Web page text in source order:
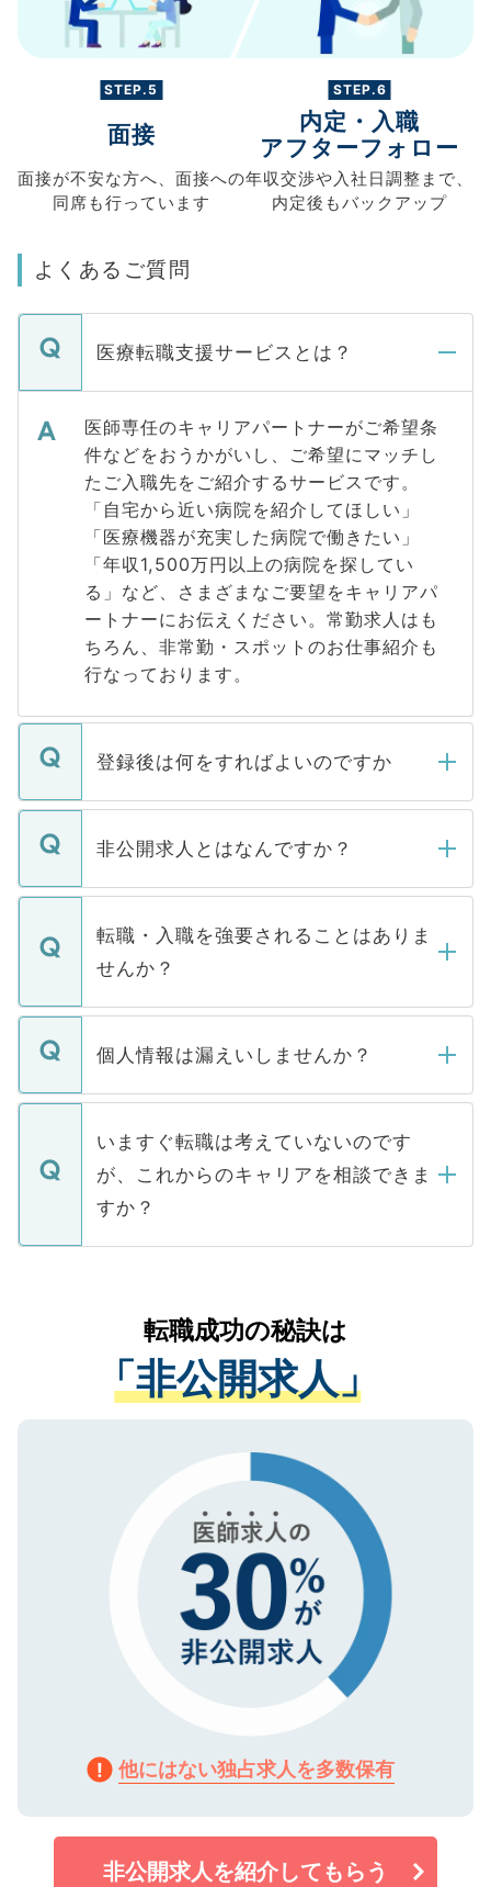
STEP.5
面接
面接が不安な方へ、 面接への
同席も行っています
STEP.6
内定・入職
アフターフォロー
年収交渉や入社日調整まで、
内定後もバックアップ
よくあるご質問
医療転職支援サービスとは？
医師専任のキャリアパートナーがご希望条
件などをおうかがいし、ご希望にマッチし
たご入職先をご紹介するサービスです。
「自宅から近い病院を紹介してほしい」
「医療機器が充実した病院で働きたい」
「年収1,500万円以上の病院を探してい
る」など、さまざまなご要望をキャリアパ
ートナーにお伝えください。常勤求人はも
ちろん、非常勤・スポットのお仕事紹介も
行なっております。
登録後は何をすればよいのですか
ご登録いただきましたら、弊社担当者がご
登録内容を確認し、その後メールもしくは
ます。通常、5営業日以内にはご連絡をせて
いただきますので、しばらくお待ちくださ
い。
非公開求人とはなんですか？
マイナビDOCTORで取り扱っている求人の
うち約3割は、Webサイトからご覧いただ
けない「非公開求人」です。非公開求人は
下記の理由によって、一般には公開してい
ません。
■応募殺到を避けるため 人気のある医療機
関を公にしてしまうと、応募が殺到する場
に、医療機関が求める条件に合った人材の
みを人材紹介会社に依頼するケースが増え
ています。
転職・入職を強要されることはありま
せんか？
転職・入職を強要することは一切ありませ
ん。また、仮に応募先から内定をいただい
定を承諾する必要はありません。内定先へ
の辞退の連絡はキャリアパートナーが行い
ますので、ご安心ください。
個人情報は漏えいしませんか？
個人情報が漏えいすることはありませんの
で、ご安心ください。当サイトからの登録
などで収集したご登録者様の個人情報は、
ご本人のキャリアアップおよび転職活動の
支援を目的に使用いたします。お預かりし
ているすべての個人データはご本人の許可
は、個人情報の取り扱いについての厳密な
管理基準を満たした事業者のみに付与され
る、プライバシーマークを取得済みです。
ご登録いただいた個人情報は、SSL（デー
で、機密保持に関してもご安心ください。
いますぐ転職は考えていないのです
が、これからのキャリアを相談できま
すか？
かがいして、現在の医療機関の状況や紹介
経験をまじえながら、適切なアドバイスを
させていただきます。すぐにご転職をされ
ない方には、長期的なサポートが可能です
ので、まずはご登録ください。
転職成功の秘訣は
「非公開求人」
他にはない独占求人を多数保有
非公開求人を紹介してもらう